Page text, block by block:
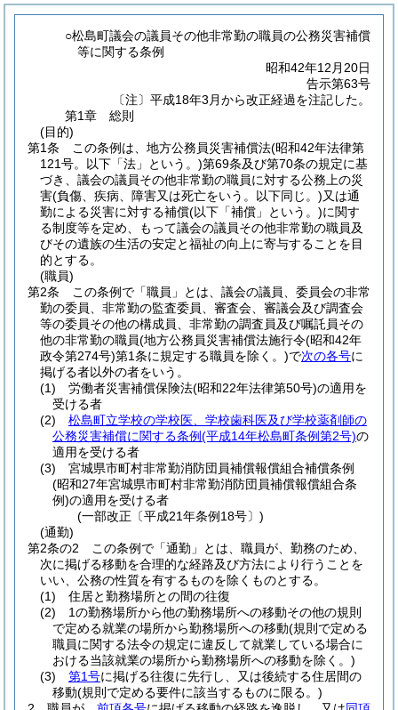
○松島町議会の議員その他非常勤の職員の公務災害補償
等に関する条例
昭和42年12月20日
告示第63号
〔注〕平成18年3月から改正経過を注記した。
第1章
総則
(目的)
第1条
この条例は、地方公務員災害補償法(昭和42年法律第
121号。以下「法」という。)第69条及び第70条の規定に基
づき、議会の議員その他非常勤の職員に対する公務上の災
害(負傷、疾病、障害又は死亡をいう。以下同じ。)又は通
勤による災害に対する補償(以下「補償」という。)に関す
る制度等を定め、もって議会の議員その他非常勤の職員及
びその遺族の生活の安定と福祉の向上に寄与することを目
的とする。
(職員)
第2条
この条例で「職員」とは、議会の議員、委員会の非常
勤の委員、非常勤の監査委員、審査会、審議会及び調査会
等の委員その他の構成員、非常勤の調査員及び嘱託員その
他の非常勤の職員(地方公務員災害補償法施行令(昭和42年
政令第274号)第1条に規定する職員を除く。)で次の各号に
掲げる者以外の者をいう。
(1)
労働者災害補償保険法(昭和22年法律第50号)の適用を
受ける者
(2)
松島町立学校の学校医、学校歯科医及び学校薬剤師の
公務災害補償に関する条例(平成14年松島町条例第2号)の
適用を受ける者
(3)
宮城県市町村非常勤消防団員補償報償組合補償条例
(昭和27年宮城県市町村非常勤消防団員補償報償組合条
例)の適用を受ける者
(一部改正〔平成21年条例18号〕)
(通勤)
第2条の2
この条例で「通勤」とは、職員が、勤務のため、
次に掲げる移動を合理的な経路及び方法により行うことを
いい、公務の性質を有するものを除くものとする。
(1)
住居と勤務場所との間の往復
(2)
1の勤務場所から他の勤務場所への移動その他の規則
で定める就業の場所から勤務場所への移動(規則で定める
職員に関する法令の規定に違反して就業している場合に
おける当該就業の場所から勤務場所への移動を除く。)
(3)
第1号に掲げる往復に先行し、又は後続する住居間の
移動(規則で定める要件に該当するものに限る。)